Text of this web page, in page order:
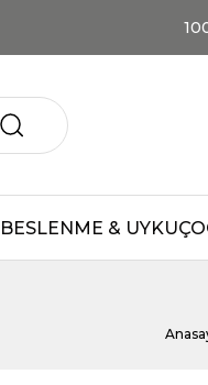
BESLENME & UYKU